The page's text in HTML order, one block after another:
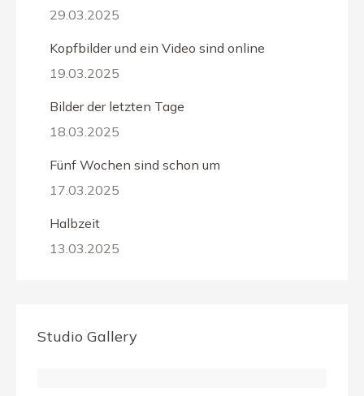
29.03.2025
Kopfbilder und ein Video sind online
19.03.2025
Bilder der letzten Tage
18.03.2025
Fünf Wochen sind schon um
17.03.2025
Halbzeit
13.03.2025
Studio Gallery